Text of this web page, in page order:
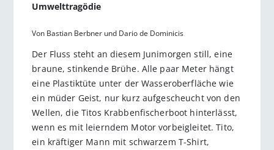
Umwelttragödie
Von Bastian Berbner und Dario de Dominicis
Der Fluss steht an diesem Junimorgen still, eine
braune, stinkende Brühe. Alle paar Meter hängt
eine Plastiktüte unter der Wasseroberfläche wie
ein müder Geist, nur kurz aufgescheucht von den
Wellen, die Titos Krabbenfischerboot hinterlässt,
wenn es mit leierndem Motor vorbeigleitet. Tito,
ein kräftiger Mann mit schwarzem T-Shirt,